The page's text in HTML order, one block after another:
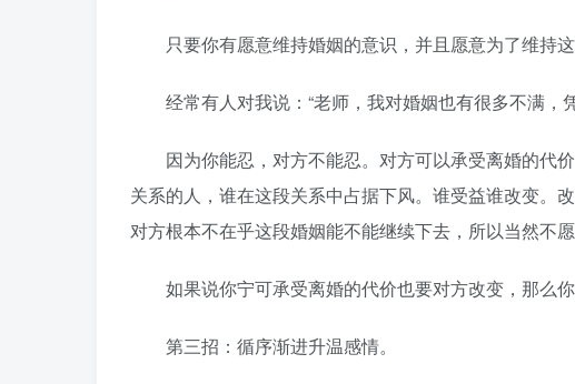
只要你有愿意维持婚姻的意识，并且愿意为了维持这
经常有人对我说：“老师，我对婚姻也有很多不满，
因为你能忍，对方不能忍。对方可以承受离婚的代
关系的人，谁在这段关系中占据下风。谁受益谁改变。
对方根本不在乎这段婚姻能不能继续下去，所以当然不愿
如果说你宁可承受离婚的代价也要对方改变，那么你
第三招：循序渐进升温感情。